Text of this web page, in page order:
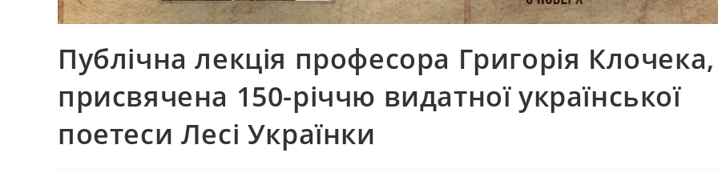
Публічна лекція професора Григорія Клочека,
присвячена 150-річчю видатної української
поетеси Лесі Українки